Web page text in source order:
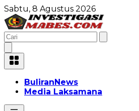
Sabtu, 8 Agustus 2026
BuliranNews
Media Laksamana